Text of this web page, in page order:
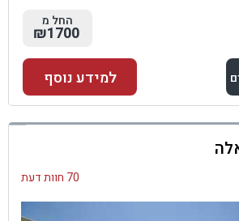
החל מ
₪1700
למידע נוסף
70 חוות דעת